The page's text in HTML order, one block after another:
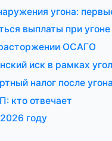
угона:
выплаты при угоне
ОСАГО
иск в рамках
налог после угона
кто отвечает
году